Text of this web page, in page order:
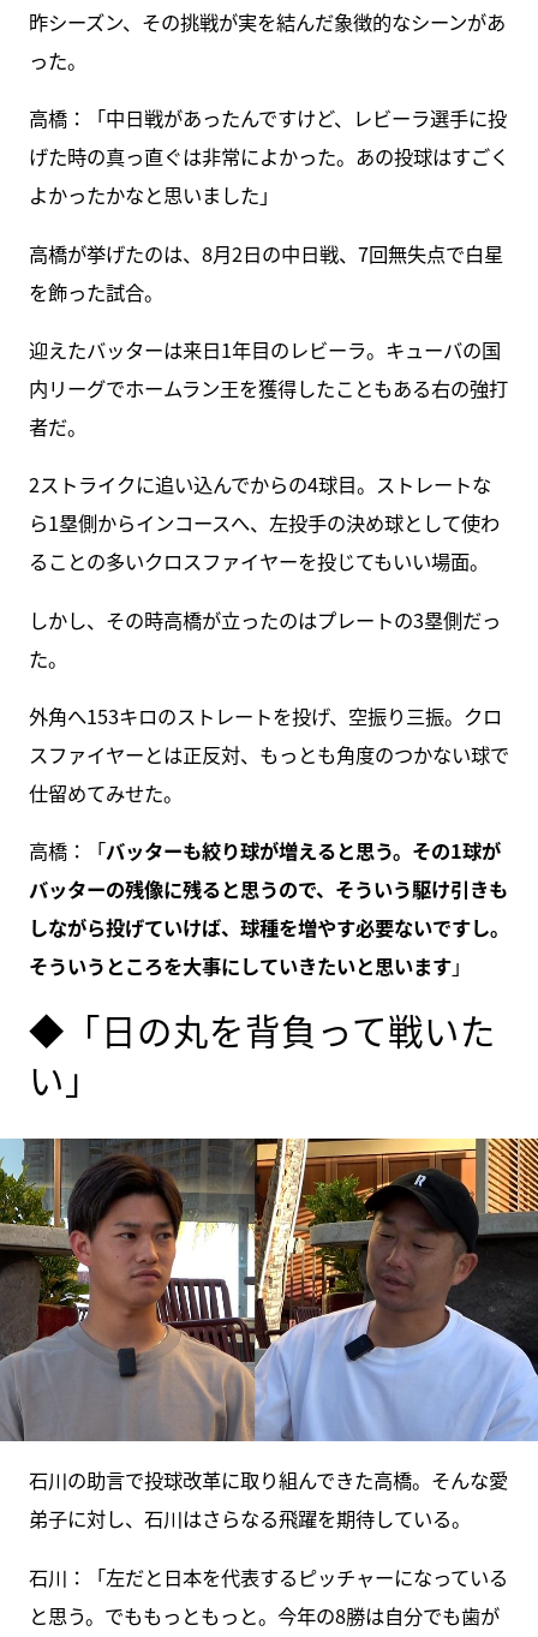
昨シーズン、その挑戦が実を結んだ象徴的なシーンがあ
った。
高橋：「中日戦があったんですけど、レビーラ選手に投
げた時の真っ直ぐは非常によかった。あの投球はすごく
よかったかなと思いました」
高橋が挙げたのは、8月2日の中日戦、7回無失点で白星
を飾った試合。
迎えたバッターは来日1年目のレビーラ。キューバの国
内リーグでホームラン王を獲得したこともある右の強打
者だ。
2ストライクに追い込んでからの4球目。ストレートな
ら1塁側からインコースへ、左投手の決め球として使わ
ることの多いクロスファイヤーを投じてもいい場面。
しかし、その時高橋が立ったのはプレートの3塁側だっ
た。
外角へ153キロのストレートを投げ、空振り三振。クロ
スファイヤーとは正反対、もっとも角度のつかない球で
仕留めてみせた。
高橋：「バッターも絞り球が増えると思う。その1球が
バッターの残像に残ると思うので、そういう駆け引きも
しながら投げていけば、球種を増やす必要ないですし。
そういうところを大事にしていきたいと思います」
◆「日の丸を背負って戦いた
い」
石川の助言で投球改革に取り組んできた高橋。そんな愛
弟子に対し、石川はさらなる飛躍を期待している。
石川：「左だと日本を代表するピッチャーになっている
と思う。でももっともっと。今年の8勝は自分でも歯が